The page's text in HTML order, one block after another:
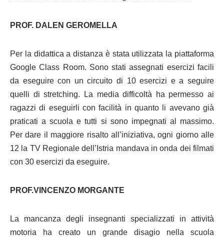
PROF. DALEN GEROMELLA
Per la didattica a distanza è stata utilizzata la piattaforma
Google Class Room. Sono stati assegnati esercizi facili
da eseguire con un circuito di 10 esercizi e a seguire
quelli di stretching. La media difficoltà ha permesso ai
ragazzi di eseguirli con facilità in quanto li avevano già
praticati a scuola e tutti si sono impegnati al massimo.
Per dare il maggiore risalto all’iniziativa, ogni giorno alle
12 la TV Regionale dell’Istria mandava in onda dei filmati
con 30 esercizi da eseguire.
PROF.VINCENZO MORGANTE
La mancanza degli insegnanti specializzati in attività
motoria ha creato un grande disagio nella scuola